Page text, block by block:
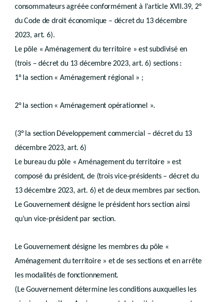
Art. D.IV.13
Titre II Procédure
Chapitre I
Section 1re
Sous-section 1re Généralités
Art.
Sous-section 2 Permis
Art.D.IV.15
Sous-section 3 Certificats d’urbanisme
Art.D.IV.20
Art.D.IV.21
Sous-section 1re Permis
Art.D.IV.22
Certificat d’urbanisme
Art.D.IV.23
Sous-section 3
Art.D.IV.25
Section 1
Art.D.IV.26
Art.D.IV.27
Art. D.IV.28
Art.
Section 2 Dossier de demande de certificat d’urbanisme
consommateurs agréée conformément à l’article XVII.39, 2°
du Code de droit économique – décret du 13 décembre
2023, art. 6).
Le pôle « Aménagement du territoire » est subdivisé en
(trois – décret du 13 décembre 2023, art. 6) sections :
1° la section « Aménagement régional » ;
2° la section « Aménagement opérationnel ».
(3° la section Développement commercial – décret du 13
décembre 2023, art. 6)
Le bureau du pôle « Aménagement du territoire » est
composé du président, de (trois vice-présidents – décret du
13 décembre 2023, art. 6) et de deux membres par section.
Le Gouvernement désigne le président hors section ainsi
qu’un vice-président par section.
Le Gouvernement désigne les membres du pôle «
Aménagement du territoire » et de ses sections et en arrête
les modalités de fonctionnement.
(Le Gouvernement détermine les conditions auxquelles les